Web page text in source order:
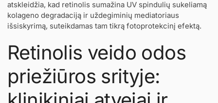
atskleidžia, kad retinolis sumažina UV spindulių sukeliamą
kolageno degradaciją ir uždegiminių mediatoriaus
išsiskyrimą, suteikdamas tam tikrą fotoprotekcinį efektą.
Retinolis veido odos
priežiūros srityje: